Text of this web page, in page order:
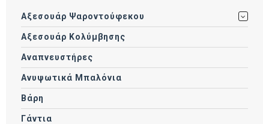
Αξεσουάρ Ψαροντούφεκου
Αξεσουάρ Κολύμβησης
Αναπνευστήρες
Ανυψωτικά Μπαλόνια
Βάρη
Γάντια